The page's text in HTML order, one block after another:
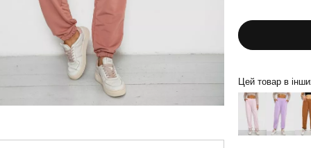
Цей товар в